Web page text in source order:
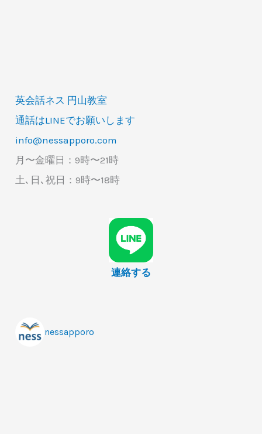
英会話ネス 円山教室
通話はLINEでお願いします
info@nessapporo.com
月〜金曜日：9時〜21時
土､日､祝日：9時〜18時
連絡する
nessapporo